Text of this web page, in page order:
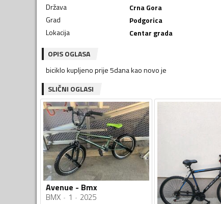
Država
Crna Gora
Grad
Podgorica
Lokacija
Centar grada
OPIS OGLASA
biciklo kupljeno prije 5dana kao novo je
SLIČNI OGLASI
Avenue - Bmx
BMX 1 2025